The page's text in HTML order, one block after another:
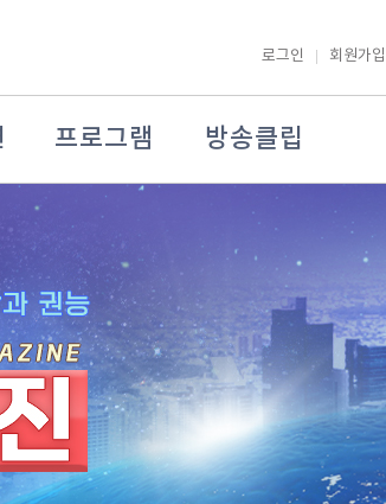
로그인 회원가입
프로그램 방송클립